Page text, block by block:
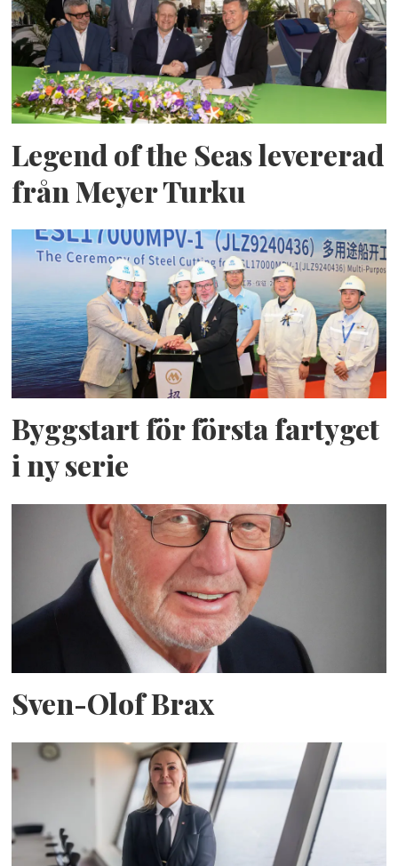
Legend of the Seas levererad
från Meyer Turku
Byggstart för första fartyget
i ny serie
Sven-Olof Brax